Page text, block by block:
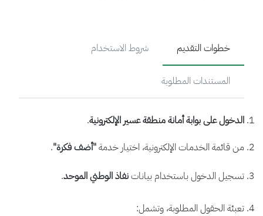
خطوات التقديم شروط الاستخدام
المستندات المطلوبة
الدخول على بوابة أمانة منطقة عسير الإلكترونية.
من قائمة الخدمات الإلكترونية، اختيار خدمة"أضف فكرة".
تسجيل الدخول باستخدام بياناتنفاذ الوطني الموحد.
تعبئة الحقول المطلوبة، وتشمل: